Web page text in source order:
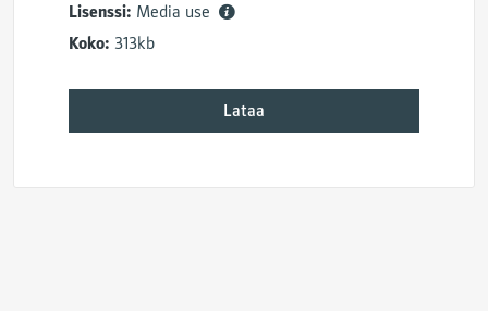
Lisenssi: Media use
Koko: 313kb
Lataa